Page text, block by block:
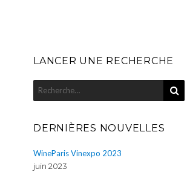
LANCER UNE RECHERCHE
Recherche
pour
DERNIÈRES NOUVELLES
WineParis Vinexpo 2023
juin 2023